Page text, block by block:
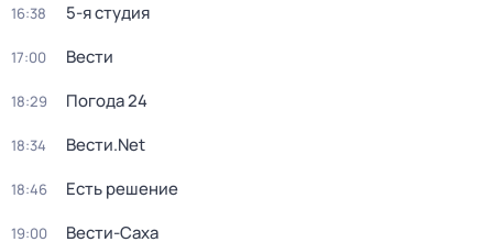
16:38 5-я студия
17:00 Вести
18:29 Погода 24
18:34 Вести.Net
18:46 Есть решение
19:00 Вести-Саха